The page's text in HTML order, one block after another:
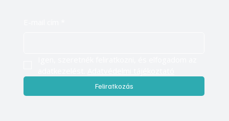
Feliratkozás